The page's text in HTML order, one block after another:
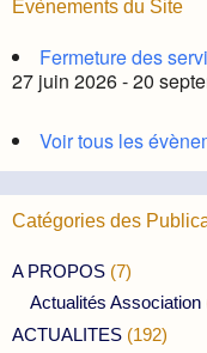
Évènements du Site
Fermeture des
27 juin 2026 - 20
Voir tous les
Catégories des
A PROPOS (7)
Actualités Association
ACTUALITES (192)